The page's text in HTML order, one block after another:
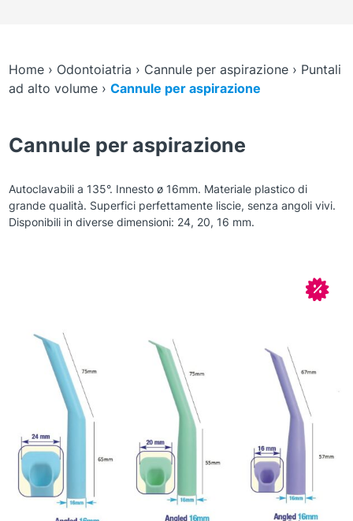
Home› Odontoiatria › Cannule per aspirazione› Puntali
ad alto volume› Cannule per aspirazione
Cannule per aspirazione
Autoclavabili a 135°. Innesto ø 16mm. Materiale plastico di
grande qualità. Superfici perfettamente liscie, senza angoli vivi.
Disponibili in diverse dimensioni: 24, 20, 16 mm.
In